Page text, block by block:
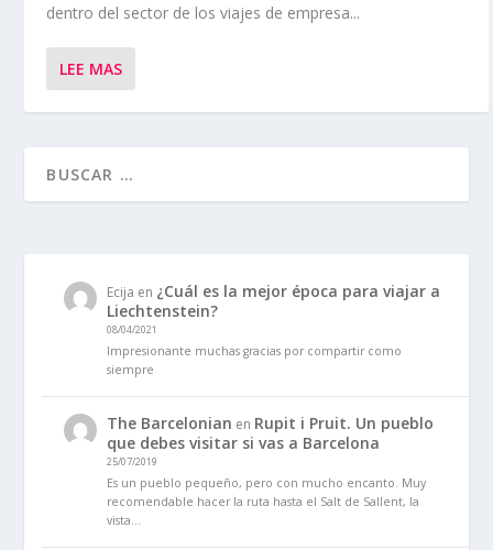
dentro del sector de los viajes de empresa...
LEE MAS
Ecija en ¿Cuál es la mejor época para viajar a
Liechtenstein?
08/04/2021
Impresionante muchas gracias por compartir como
siempre
The Barcelonian en Rupit i Pruit. Un pueblo
que debes visitar si vas a Barcelona
25/07/2019
Es un pueblo pequeño, pero con mucho encanto. Muy
recomendable hacer la ruta hasta el Salt de Sallent, la
vista…